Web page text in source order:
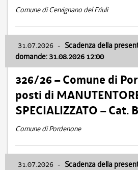
Comune di Cervignano del Friuli
31.07.2026 - Scadenza della
domande: 31.08.2026 12:00
326/26 – Comune di
posti di
SPECIALIZZATO – Cat. B
Comune di Pordenone
31.07.2026 - Scadenza della